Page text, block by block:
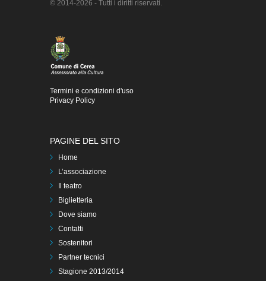
© 2014-2026 - Tutti i diritti riservati.
Termini e condizioni d'uso
Privacy Policy
PAGINE DEL SITO
Home
L’associazione
Il teatro
Biglietteria
Dove siamo
Contatti
Sostenitori
Partner tecnici
Stagione 2013/2014